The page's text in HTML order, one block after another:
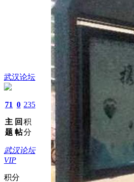
武汉论坛
71
主
题
0
回
帖
235
积
分
武汉论坛
VIP
积分